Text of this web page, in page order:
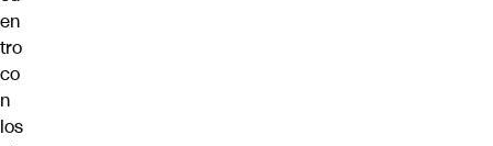
en
tro
co
n
los